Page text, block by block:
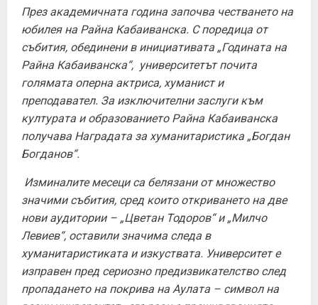
През академичната година започва честването на
юбилея на Райна Кабаиванска. С поредица от
събития, обединени в инициативата „Годината на
Райна Кабаиванска“, университетът почита
голямата оперна актриса, хуманист и
преподавател. За изключителни заслуги към
културата и образованието Райна Кабаиванска
получава Наградата за хуманитаристика „Богдан
Богданов“.
Изминалите месеци са белязани от множество
значими събития, сред които откриването на две
нови аудитории – „Цветан Тодоров“ и „Милчо
Левиев“, оставили значима следа в
хуманитаристиката и изкуствата. Университет е
изправен пред сериозно предизвикателство след
пропадането на покрива на Аулата – символ на